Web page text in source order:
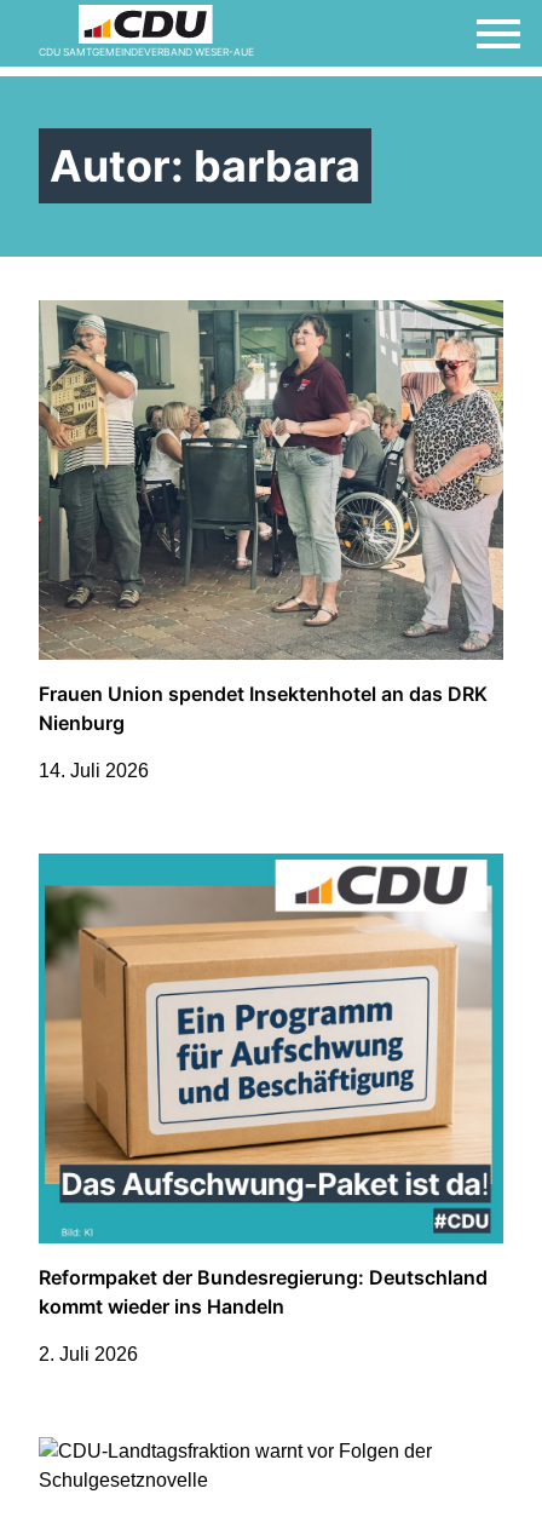
CDU SAMTGEMEINDEVERBAND WESER-AUE
Autor: barbara
Frauen Union spendet Insektenhotel an das DRK
Nienburg
14. Juli 2026
Reformpaket der Bundesregierung: Deutschland
kommt wieder ins Handeln
2. Juli 2026